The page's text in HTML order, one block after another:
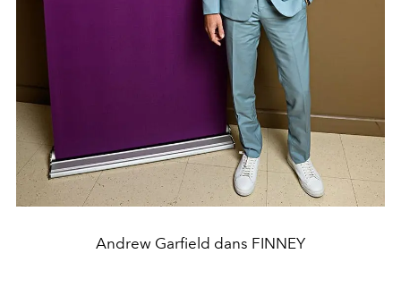
Andrew Garfield dans FINNEY